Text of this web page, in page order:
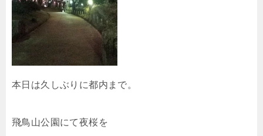
本日は久しぶりに都内まで。
飛鳥山公園にて夜桜を